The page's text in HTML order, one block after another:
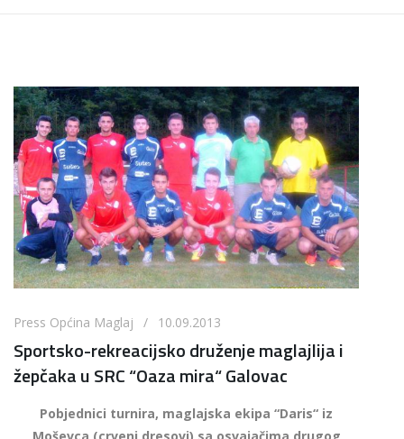
Press Općina Maglaj / 10.09.2013
Sportsko-rekreacijsko druženje maglajlija i
žepčaka u SRC “Oaza mira“ Galovac
Pobjednici turnira, maglajska ekipa “Daris“ iz